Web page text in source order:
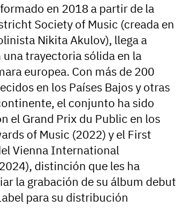
en 2018 a partir de la
Society of Music (creada en
Nikita Akulov), llega a
una trayectoria sólida en la
europea. Con más de 200
en los Países Bajos y otras
el conjunto ha sido
el Grand Prix du Public en los
of Music (2022) y el First
Vienna International
distinción que les ha
la grabación de su álbum debut
para su distribución